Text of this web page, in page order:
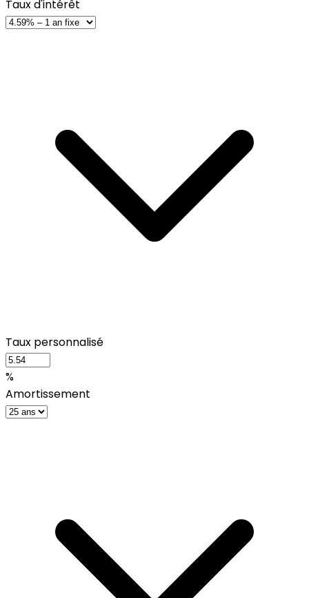
Taux d'intérêt
Taux personnalisé
%
Amortissement